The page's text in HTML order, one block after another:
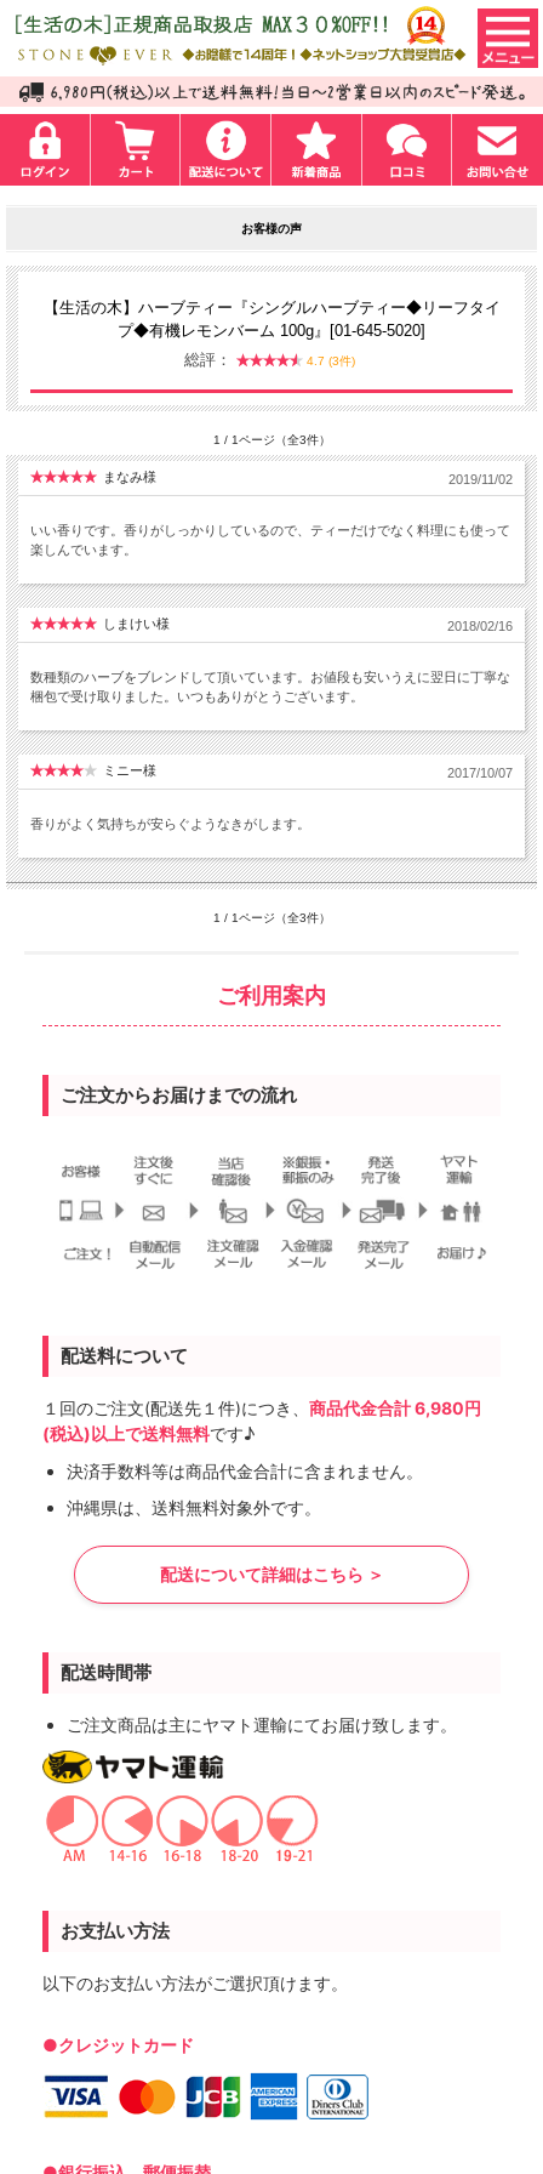
お客様の声
【生活の木】ハーブティー『シングルハーブティー◆リーフタイ
プ◆有機レモンバーム 100g』[01-645-5020]
総評：
4.7 (3件)
1 / 1ページ（全3件）
まなみ様 2019/11/02
いい香りです。香りがしっかりしているので、ティーだけでなく料理にも使って
楽しんでいます。
しまけい様 2018/02/16
数種類のハーブをブレンドして頂いています。お値段も安いうえに翌日に丁寧な
梱包で受け取りました。いつもありがとうございます。
ミニー様 2017/10/07
香りがよく気持ちが安らぐようなきがします。
1 / 1ページ（全3件）
ご利用案内
ご注文からお届けまでの流れ
配送料について
１回のご注文(配送先１件)につき、 商品代金合計 6,980円
(税込)以上で送料無料です♪
決済手数料等は商品代金合計に含まれません。
沖縄県は、送料無料対象外です。
配送について詳細はこちら ＞
配送時間帯
ご注文商品は主にヤマト運輸にてお届け致します。
お支払い方法
以下のお支払い方法がご選択頂けます。
●クレジットカード